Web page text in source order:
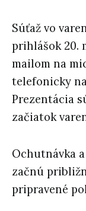
Súťaž vo
prihlášok 20.
mailom na
telefonicky
Prezentácia
začiatok
Ochutnávka
začnú
pripravené